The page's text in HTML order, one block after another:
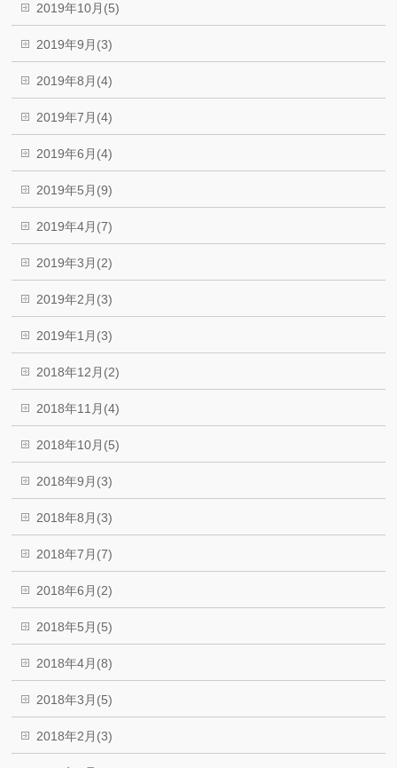
2019年10月(5)
2019年9月(3)
2019年8月(4)
2019年7月(4)
2019年6月(4)
2019年5月(9)
2019年4月(7)
2019年3月(2)
2019年2月(3)
2019年1月(3)
2018年12月(2)
2018年11月(4)
2018年10月(5)
2018年9月(3)
2018年8月(3)
2018年7月(7)
2018年6月(2)
2018年5月(5)
2018年4月(8)
2018年3月(5)
2018年2月(3)